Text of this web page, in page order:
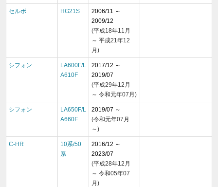
セルボ HG21S
2006/11 ～
2009/12
(平成18年11月
～ 平成21年12
月)
シフォン
LA600F/L
A610F
2017/12 ～
2019/07
(平成29年12月
～ 令和元年07月)
シフォン
LA650F/L
A660F
2019/07 ～
(令和元年07月
～)
C-HR
10系/50
系
2016/12 ～
2023/07
(平成28年12月
～ 令和05年07
月)